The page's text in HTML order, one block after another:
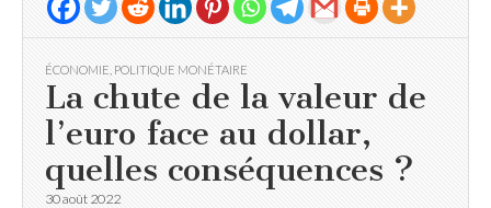
ÉCONOMIE POLITIQUE MONÉTAIRE
La chute de la valeur de
l’euro face au dollar,
quelles conséquences ?
30 août 2022